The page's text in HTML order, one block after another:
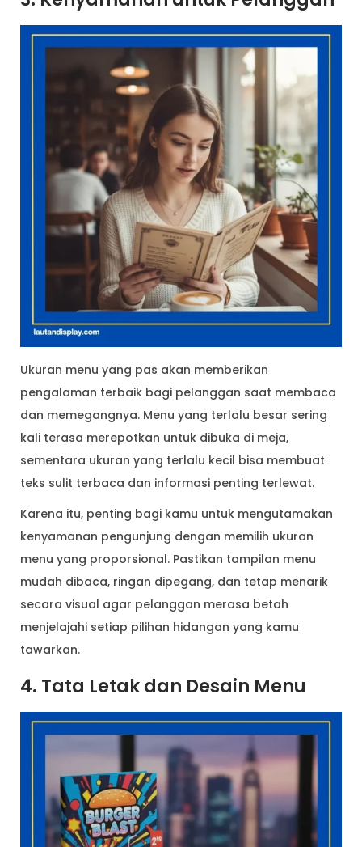
Ukuran menu yang pas akan memberikan
pengalaman terbaik bagi pelanggan saat membaca
dan memegangnya. Menu yang terlalu besar sering
kali terasa merepotkan untuk dibuka di meja,
sementara ukuran yang terlalu kecil bisa membuat
teks sulit terbaca dan informasi penting terlewat.
Karena itu, penting bagi kamu untuk mengutamakan
kenyamanan pengunjung dengan memilih ukuran
menu yang proporsional. Pastikan tampilan menu
mudah dibaca, ringan dipegang, dan tetap menarik
secara visual agar pelanggan merasa betah
menjelajahi setiap pilihan hidangan yang kamu
tawarkan.
4. Tata Letak dan Desain Menu